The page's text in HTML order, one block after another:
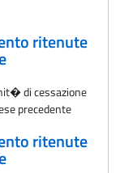
ritenute
di cessazione
precedente
ritenute